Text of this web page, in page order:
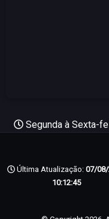
Segunda à Sexta-
Última Atualização: 07/
10:12:45